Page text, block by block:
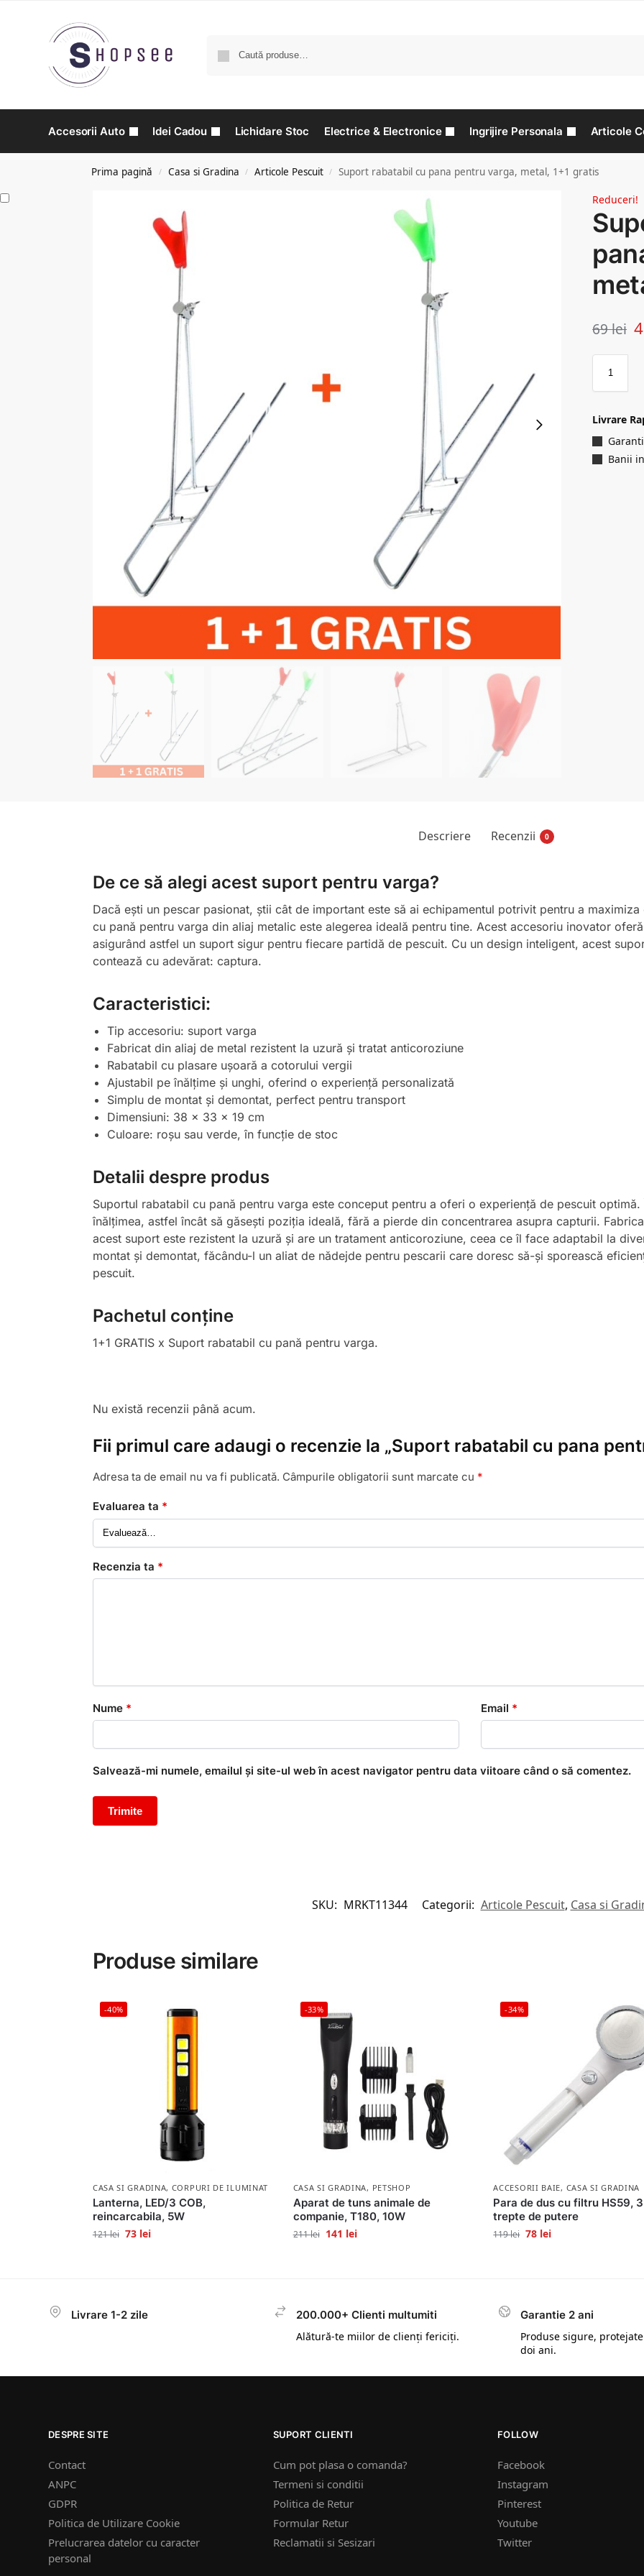
Accesorii Auto Idei Cadou Lichidare Stoc Electrice & Electronice Ingrijire Personala Articole
Prima pagină / Casa si Gradina / Articole Pescuit / Suport rabatabil cu pana pentru varga, metal, 1+1 gratis
Reduceri!
69lei
Livrare
Banii
Descriere Recenzii 0
De ce să alegi acest suport pentru varga?
Dacă ești un pescar pasionat, știi cât de important este să ai echipamentul potrivit pentru a
cu pană pentru varga din aliaj metalic este alegerea ideală pentru tine. Acest accesoriu inovator
asigurând astfel un suport sigur pentru fiecare partidă de pescuit. Cu un design inteligent, acest
contează cu adevărat: captura.
Caracteristici:
Tip accesoriu: suport varga
Fabricat din aliaj de metal rezistent la uzură și tratat anticoroziune
Rabatabil cu plasare ușoară a cotorului vergii
Ajustabil pe înălțime și unghi, oferind o experiență personalizată
Simplu de montat și demontat, perfect pentru transport
Dimensiuni: 38 x 33 x 19 cm
Culoare: roșu sau verde, în funcție de stoc
Detalii despre produs
Suportul rabatabil cu pană pentru varga este conceput pentru a oferi o experiență de pescuit
înălțimea, astfel încât să găsești poziția ideală, fără a pierde din concentrarea asupra capturii.
acest suport este rezistent la uzură și are un tratament anticoroziune, ceea ce îl face adaptabil la
montat și demontat, făcându-l un aliat de nădejde pentru pescarii care doresc să-și sporească
pescuit.
Pachetul conține
1+1 GRATIS x Suport rabatabil cu pană pentru varga.
Nu există recenzii până acum.
Fii primul care adaugi o recenzie la „Suport rabatabil cu pana
Adresa ta de email nu va fi publicată. Câmpurile obligatorii sunt marcate cu *
Evaluarea ta *
Recenzia ta *
Nume * Email *
Salvează-mi numele, emailul și site-ul web în acest navigator pentru data viitoare când o să comentez.
SKU: MRKT11344 Categorii: Articole Pescuit, Casa si
Produse similare
-40%
CASA SI GRADINA, CORPURI DE ILUMINAT
Lanterna, LED/3 COB,
reincarcabila, 5W
121lei 73 lei
-33%
CASA SI GRADINA, PETSHOP
Aparat de tuns animale de
companie, T180, 10W
211lei 141 lei
-34%
ACCESORII BAIE, CASA SI GRADINA
Para de dus cu filtru HS59, 3
trepte de putere
119lei 78 lei
Livrare 1-2 zile
200.000+ Clienti multumiti
Alătură-te miilor de clienți fericiți.
Garantie 2 ani
Produse sigure,
doi ani.
DESPRE SITE
Contact
ANPC
GDPR
Politica de Utilizare Cookie
Prelucrarea datelor cu caracter
personal
SUPORT CLIENTI
Cum pot plasa o comanda?
Termeni si conditii
Politica de Retur
Formular Retur
Reclamatii si Sesizari
FOLLOW
Facebook
Instagram
Pinterest
Youtube
Twitter